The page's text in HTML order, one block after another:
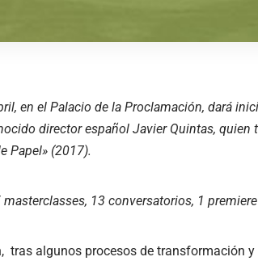
en el Palacio de la Proclamación, dará
director español Javier Quintas, quien
Papel» (2017).
masterclasses, 13 conversatorios, 1
tras algunos procesos de transformación